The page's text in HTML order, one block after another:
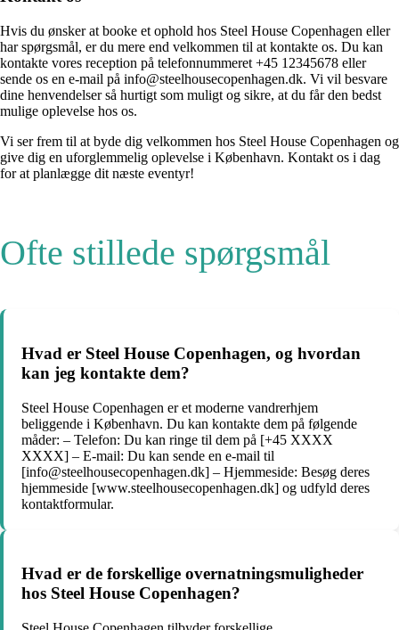
Hvis du ønsker at booke et ophold hos Steel House Copenhagen eller
har spørgsmål, er du mere end velkommen til at kontakte os. Du kan
kontakte vores reception på telefonnummeret +45 12345678 eller
sende os en e-mail på info@steelhousecopenhagen.dk. Vi vil besvare
dine henvendelser så hurtigt som muligt og sikre, at du får den bedst
mulige oplevelse hos os.
Vi ser frem til at byde dig velkommen hos Steel House Copenhagen og
give dig en uforglemmelig oplevelse i København. Kontakt os i dag
for at planlægge dit næste eventyr!
Ofte stillede spørgsmål
Hvad er Steel House Copenhagen, og hvordan
kan jeg kontakte dem?
Steel House Copenhagen er et moderne vandrerhjem
beliggende i København. Du kan kontakte dem på følgende
måder: – Telefon: Du kan ringe til dem på [+45 XXXX
XXXX] – E-mail: Du kan sende en e-mail til
[info@steelhousecopenhagen.dk] – Hjemmeside: Besøg deres
hjemmeside [www.steelhousecopenhagen.dk] og udfyld deres
kontaktformular.
Hvad er de forskellige overnatningsmuligheder
hos Steel House Copenhagen?